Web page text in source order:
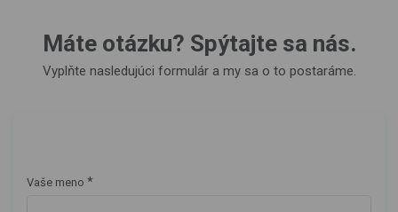
Máte otázku? Spýtajte sa nás.
Vyplňte nasledujúci formulár a my sa o to postaráme.
Vaše meno *